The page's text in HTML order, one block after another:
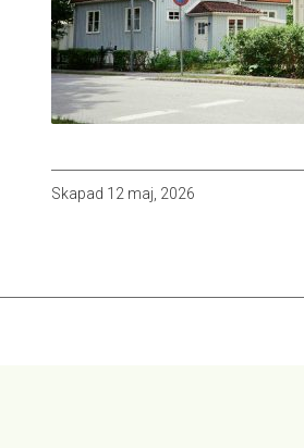
Skapad 12 maj, 2026